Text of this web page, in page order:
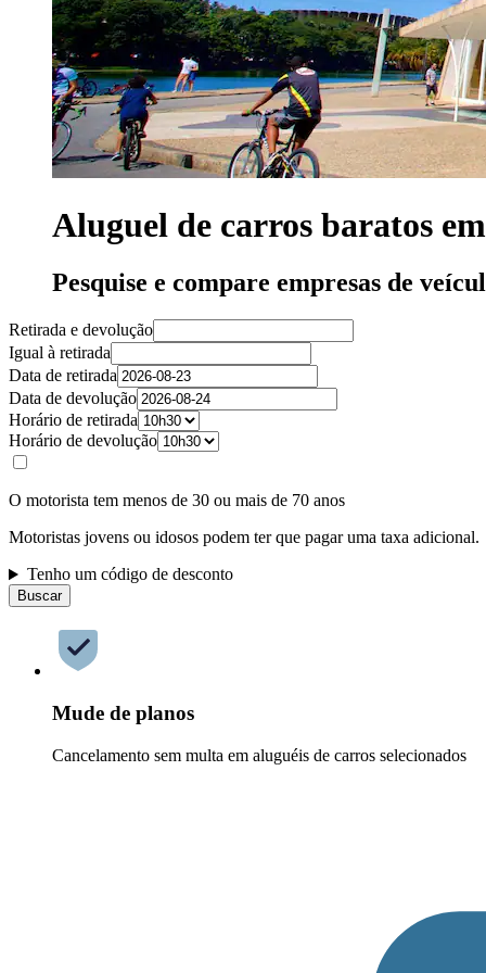
Aluguel de carros baratos
Pesquise e compare empresas de
Retirada e devolução
Igual à retirada
Data de retirada
Data de devolução
Horário de retirada
Horário de devolução
O motorista tem menos de 30 ou mais de 70 anos
Motoristas jovens ou idosos podem ter que pagar uma taxa adicional.
Tenho um código de desconto
Buscar
Mude de planos
Cancelamento sem multa em aluguéis de carros selecionados